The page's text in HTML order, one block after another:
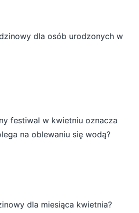
dla osób urodzonych w
festiwal w kwietniu oznacza
na oblewaniu się wodą?
dla miesiąca kwietnia?